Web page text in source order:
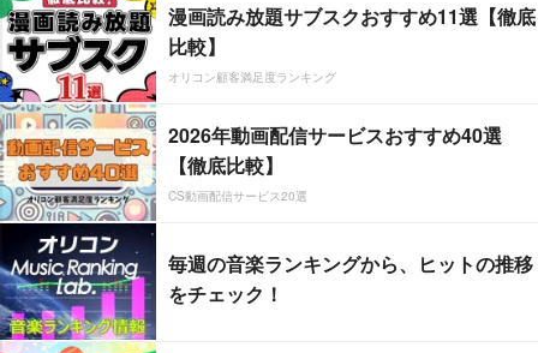
漫画読み放題サブスクおすすめ11選【徹底
比較】
オリコン顧客満足度ランキング
2026年動画配信サービスおすすめ40選
【徹底比較】
CS動画配信サービス20選
毎週の音楽ランキングから、ヒットの推移
をチェック！